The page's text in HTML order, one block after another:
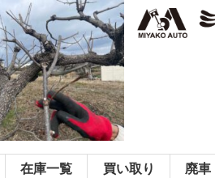
在庫一覧 買い取り 廃車